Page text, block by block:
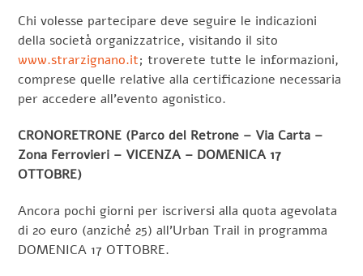
Chi volesse partecipare deve seguire le indicazioni
della società organizzatrice, visitando il sito
www.strarzignano.it; troverete tutte le informazioni,
comprese quelle relative alla certificazione necessaria
per accedere all’evento agonistico.
CRONORETRONE (Parco del Retrone – Via Carta –
Zona Ferrovieri – VICENZA – DOMENICA 17
OTTOBRE)
Ancora pochi giorni per iscriversi alla quota agevolata
di 20 euro (anziché 25) all’Urban Trail in programma
DOMENICA 17 OTTOBRE.